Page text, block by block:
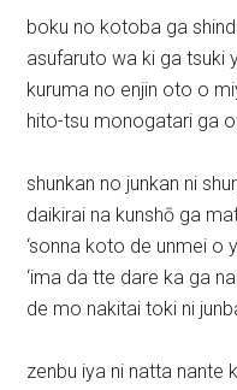
boku no kotoba ga
asufaruto wa ki ga tsuki
kuruma no enjin oto o
hito-tsu monogatari ga
shunkan no junkan ni
daikirai na kunshō ga
‘sonna koto de unmei o
‘ima da tte dare ka ga
de mo nakitai toki ni
zenbu iya ni natta nante